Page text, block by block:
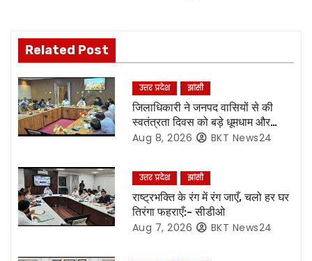
a
v
i
g
t
i
Related Post
उत्तर प्रदेश झांसी
जिलाधिकारी ने जनपद वासियों से की
स्वतंत्रता दिवस को बड़े धूमधाम और
हर्षोल्लास के साथ मनाएं जाने की अपील
Aug 8, 2026 BKT News24
उत्तर प्रदेश झांसी
राष्ट्रभक्ति के रंग में रंग जाएँ, चलो हर घर
तिरंगा फहराएँ:- सीडीओ
Aug 7, 2026 BKT News24